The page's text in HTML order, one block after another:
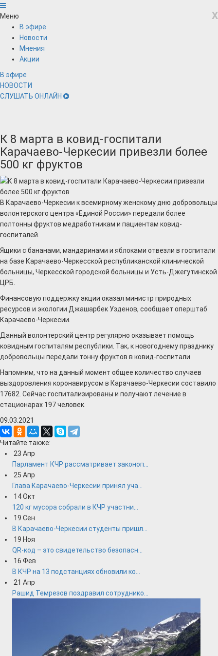
X
Меню
В эфире
Новости
Мнения
Акции
В эфире
НОВОСТИ
СЛУШАТЬ ОНЛАЙН
К 8 марта в ковид-госпитали
Карачаево-Черкесии привезли более
500 кг фруктов
В Карачаево-Черкесии к всемирному женскому дню добровольцы
волонтерского центра «Единой России» передали более
полтонны фруктов медработникам и пациентам ковид-
госпиталей.
Ящики с бананами, мандаринами и яблоками отвезли в госпитали
на базе Карачаево-Черкесской республиканской клинической
больницы, Черкесской городской больницы и Усть-Джегутинской
ЦРБ.
Финансовую поддержку акции оказал министр природных
ресурсов и экологии Джашарбек Узденов, сообщает оперштаб
Карачаево-Черкесии.
Данный волонтерский центр регулярно оказывает помощь
ковидным госпиталям республики. Так, к новогоднему празднику
добровольцы передали тонну фруктов в ковид-госпитали.
Напомним, что на данный момент общее количество случаев
выздоровления коронавирусом в Карачаево-Черкесии составило
17682. Сейчас госпитализированы и получают лечение в
стационарах 197 человек.
09.03.2021
Читайте также:
23 Апр
Парламент КЧР рассматривает законоп...
25 Апр
Глава Карачаево-Черкесии принял уча...
14Окт
120 кг мусора собрали в КЧР участни...
19 Сен
В Карачаево-Черкесии студенты пришл...
19 Ноя
QR-код – это свидетельство безопасн...
16 Фев
В КЧР на 13 подстанциях обновили ко...
21 Апр
Рашид Темрезов поздравил сотруднико...